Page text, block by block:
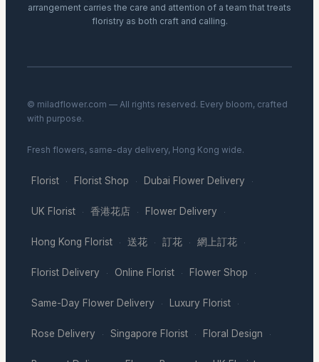
arrangement carries the care and attention of a team that treats
floristry as both craft and calling.
© miladflower.com — All rights reserved. Every bloom, crafted
with purpose.
Fresh flowers, same-day delivery, Hong Kong wide.
Florist · Florist Shop · Dubai Flower Delivery ·
UK Florist · 香港花店 · Flower Delivery ·
Hong Kong Florist · 送花 · 訂花 · 網上訂花 ·
Florist Delivery · Online Florist · Flower Shop ·
Same-Day Flower Delivery · Luxury Florist ·
Rose Delivery · Singapore Florist · Floral Design ·